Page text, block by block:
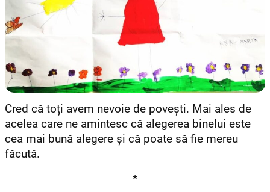
Cred că toți avem nevoie de povești. Mai ales de
acelea care ne amintesc că alegerea binelui este
cea mai bună alegere și că poate să fie mereu
făcută.
*